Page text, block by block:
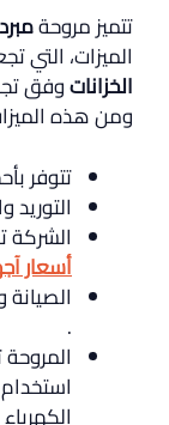
تتميز مروحة
الميزات، التي
الخزاناتوفق
ومن هذه
تتوفر
الشركة
أسعار
.